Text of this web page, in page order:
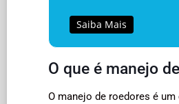
Saiba Mais
O que é manejo
O manejo de roedores é